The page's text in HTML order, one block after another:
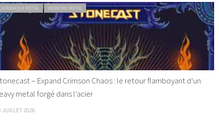
METAL WEBZINE METAL
– Expand Crimson Chaos : le retour flamboyant d’un
metal forgé dans l’acier
JUILLET 2026